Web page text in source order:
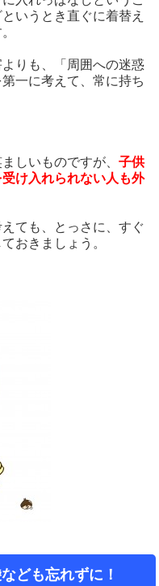
いうとき直ぐに着替え
りも、「周囲への迷惑
一に考えて、常に持ち
しいものですが、子供
け入れられない人も外
ても、とっさに、すぐ
おきましょう。
ども忘れずに！